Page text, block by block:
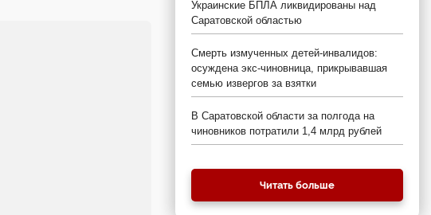
Украинские БПЛА ликвидированы над
Саратовской областью
Смерть измученных детей-инвалидов:
осуждена экс-чиновница, прикрывавшая
семью извергов за взятки
В Саратовской области за полгода на
чиновников потратили 1,4 млрд рублей
Читать больше